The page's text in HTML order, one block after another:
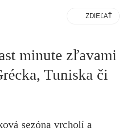
ZDIEĽAŤ
minute zľavami
Tuniska či
sezóna vrcholí a